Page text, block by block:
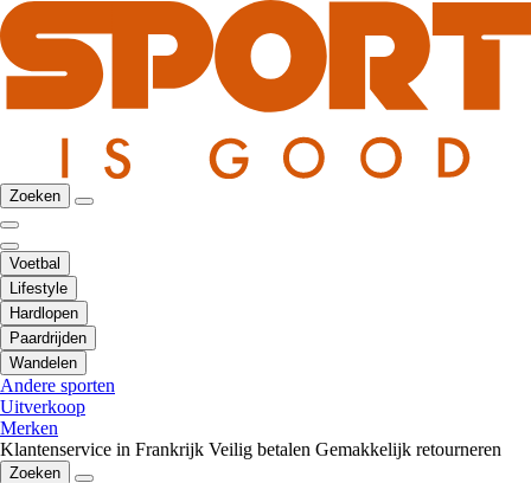
Zoeken
Voetbal
Lifestyle
Hardlopen
Paardrijden
Wandelen
Andere sporten
Uitverkoop
Merken
Klantenservice in Frankrijk Veilig betalen Gemakkelijk retourneren
Zoeken